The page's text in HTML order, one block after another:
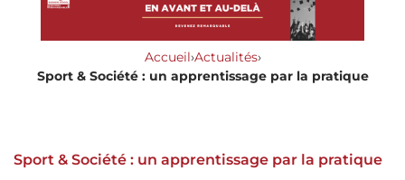
Accueil›Actualités›
Sport & Société : un apprentissage par la pratique
Sport & Société : un apprentissage par la pratique